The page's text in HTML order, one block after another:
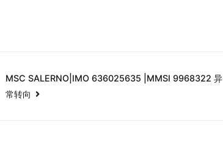
MSC SALERNO|IMO 636025635 |MMSI 9968322 异
常转向